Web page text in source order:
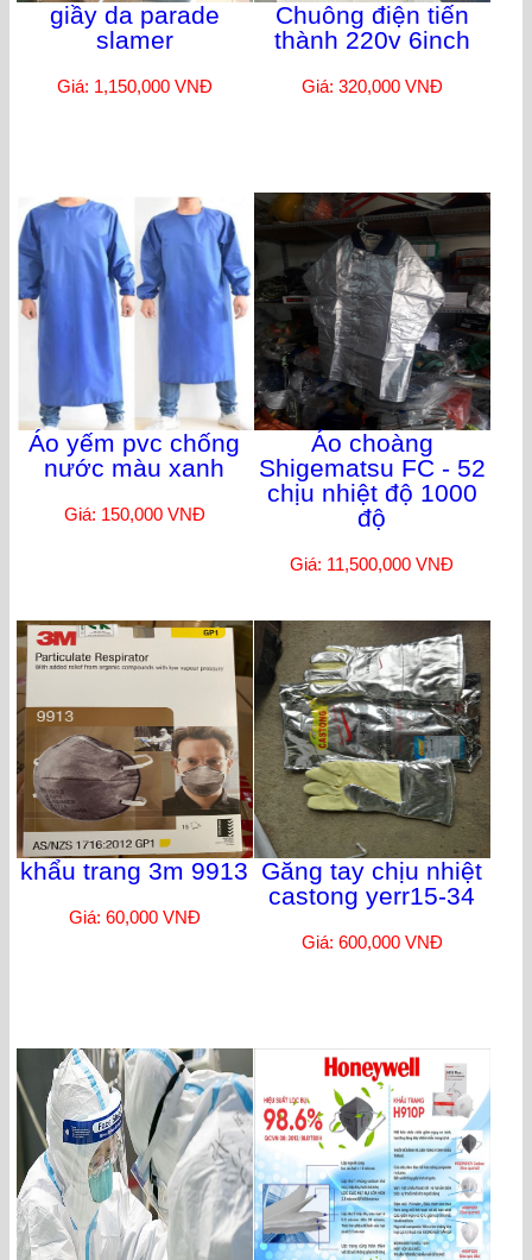
giầy da parade
slamer
Giá: 1,150,000 VNĐ
Chuông điện tiến
thành 220v 6inch
Giá: 320,000 VNĐ
Áo yếm pvc chống
nước màu xanh
Giá: 150,000 VNĐ
Áo choàng
Shigematsu FC - 52
chịu nhiệt độ 1000
độ
Giá: 11,500,000 VNĐ
khẩu trang 3m 9913
Giá: 60,000 VNĐ
Găng tay chịu nhiệt
castong yerr15-34
Giá: 600,000 VNĐ